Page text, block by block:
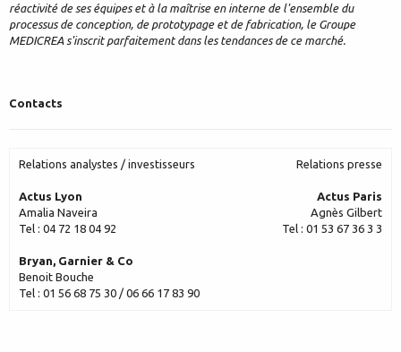
réactivité de ses équipes et à la maîtrise en interne de l'ensemble du
processus de conception, de prototypage et de fabrication, le Groupe
MEDICREA s'inscrit parfaitement dans les tendances de ce marché.
Contacts
Relations analystes / investisseurs
Actus Lyon
Amalia Naveira
Tel : 04 72 18 04 92
Bryan, Garnier & Co
Benoit Bouche
Tel : 01 56 68 75 30 / 06 66 17 83 90
Relations presse
Actus Paris
Agnès Gilbert
Tel : 01 53 67 36 3 3